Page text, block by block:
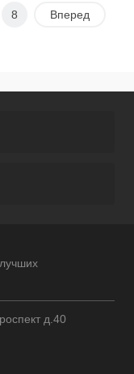
8 Вперед
д.40